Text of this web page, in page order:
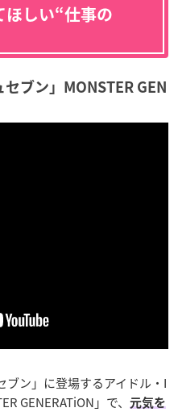
ほしい“仕事の
ブン」MONSTER GEN
ン」に登場するアイドル・I
GENERATiON」で、
元気を